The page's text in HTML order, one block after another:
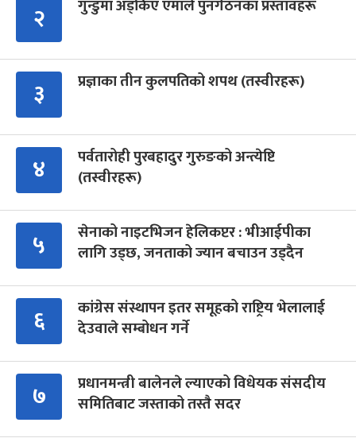
२ गुन्डुमा अड्किए एमाले पुनर्गठनका प्रस्तावहरू
३ प्रज्ञाका तीन कुलपतिको शपथ (तस्वीरहरू)
४
पर्वतारोही पुरबहादुर गुरुङको अन्त्येष्टि
(तस्वीरहरू)
५
सेनाको नाइटभिजन हेलिकप्टर : भीआईपीका
लागि उड्छ, जनताको ज्यान बचाउन उड्दैन
६
कांग्रेस संस्थापन इतर समूहको राष्ट्रिय भेलालाई
देउवाले सम्बोधन गर्ने
७
प्रधानमन्त्री बालेनले ल्याएको विधेयक संसदीय
समितिबाट जस्ताको तस्तै सदर